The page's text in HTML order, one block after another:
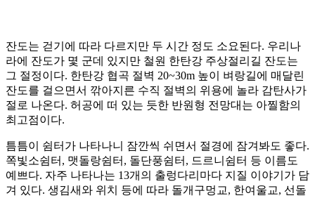
잔도는 걷기에 따라 다르지만 두 시간 정도 소요된다. 우리나
라에 잔도가 몇 군데 있지만 철원 한탄강 주상절리길 잔도는
그 절정이다. 한탄강 협곡 절벽 20~30m 높이 벼랑길에 매달린
잔도를 걸으면서 깎아지른 수직 절벽의 위용에 놀라 감탄사가
절로 나온다. 허공에 떠 있는 듯한 반원형 전망대는 아찔함의
최고점이다.
틈틈이 쉼터가 나타나니 잠깐씩 쉬면서 절경에 잠겨봐도 좋다.
쪽빛소쉼터, 맷돌랑쉼터, 돌단풍쉼터, 드르니쉼터 등 이름도
예쁘다. 자주 나타나는 13개의 출렁다리마다 지질 이야기가 담
겨 있다. 생김새와 위치 등에 따라 돌개구멍교, 한여울교, 선돌